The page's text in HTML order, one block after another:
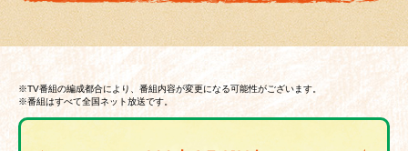
※TV番組の編成都合により、番組内容が変更になる可能性がございます。
※番組はすべて全国ネット放送です。